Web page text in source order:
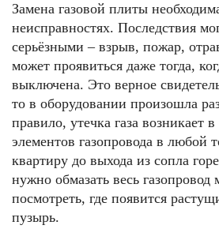
Замена газовой плиты
неисправностях. Последствия
серьёзными – взрыв, пожар,
может проявиться даже тогда,
выключена. Это верное
то в оборудовании произошла
правило, утечка газа возникает
элементов газопровода в любой
квартиру до выхода из сопла
нужно обмазать весь
посмотреть, где появится
пузырь.